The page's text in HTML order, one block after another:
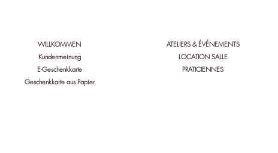
WILLKOMMEN
Kundenmeinung
E-Geschenkkarte
Geschenkkarte aus Papier
ATELIERS & ÉVÉNEMENTS
LOCATION SALLE
PRATICIENNES